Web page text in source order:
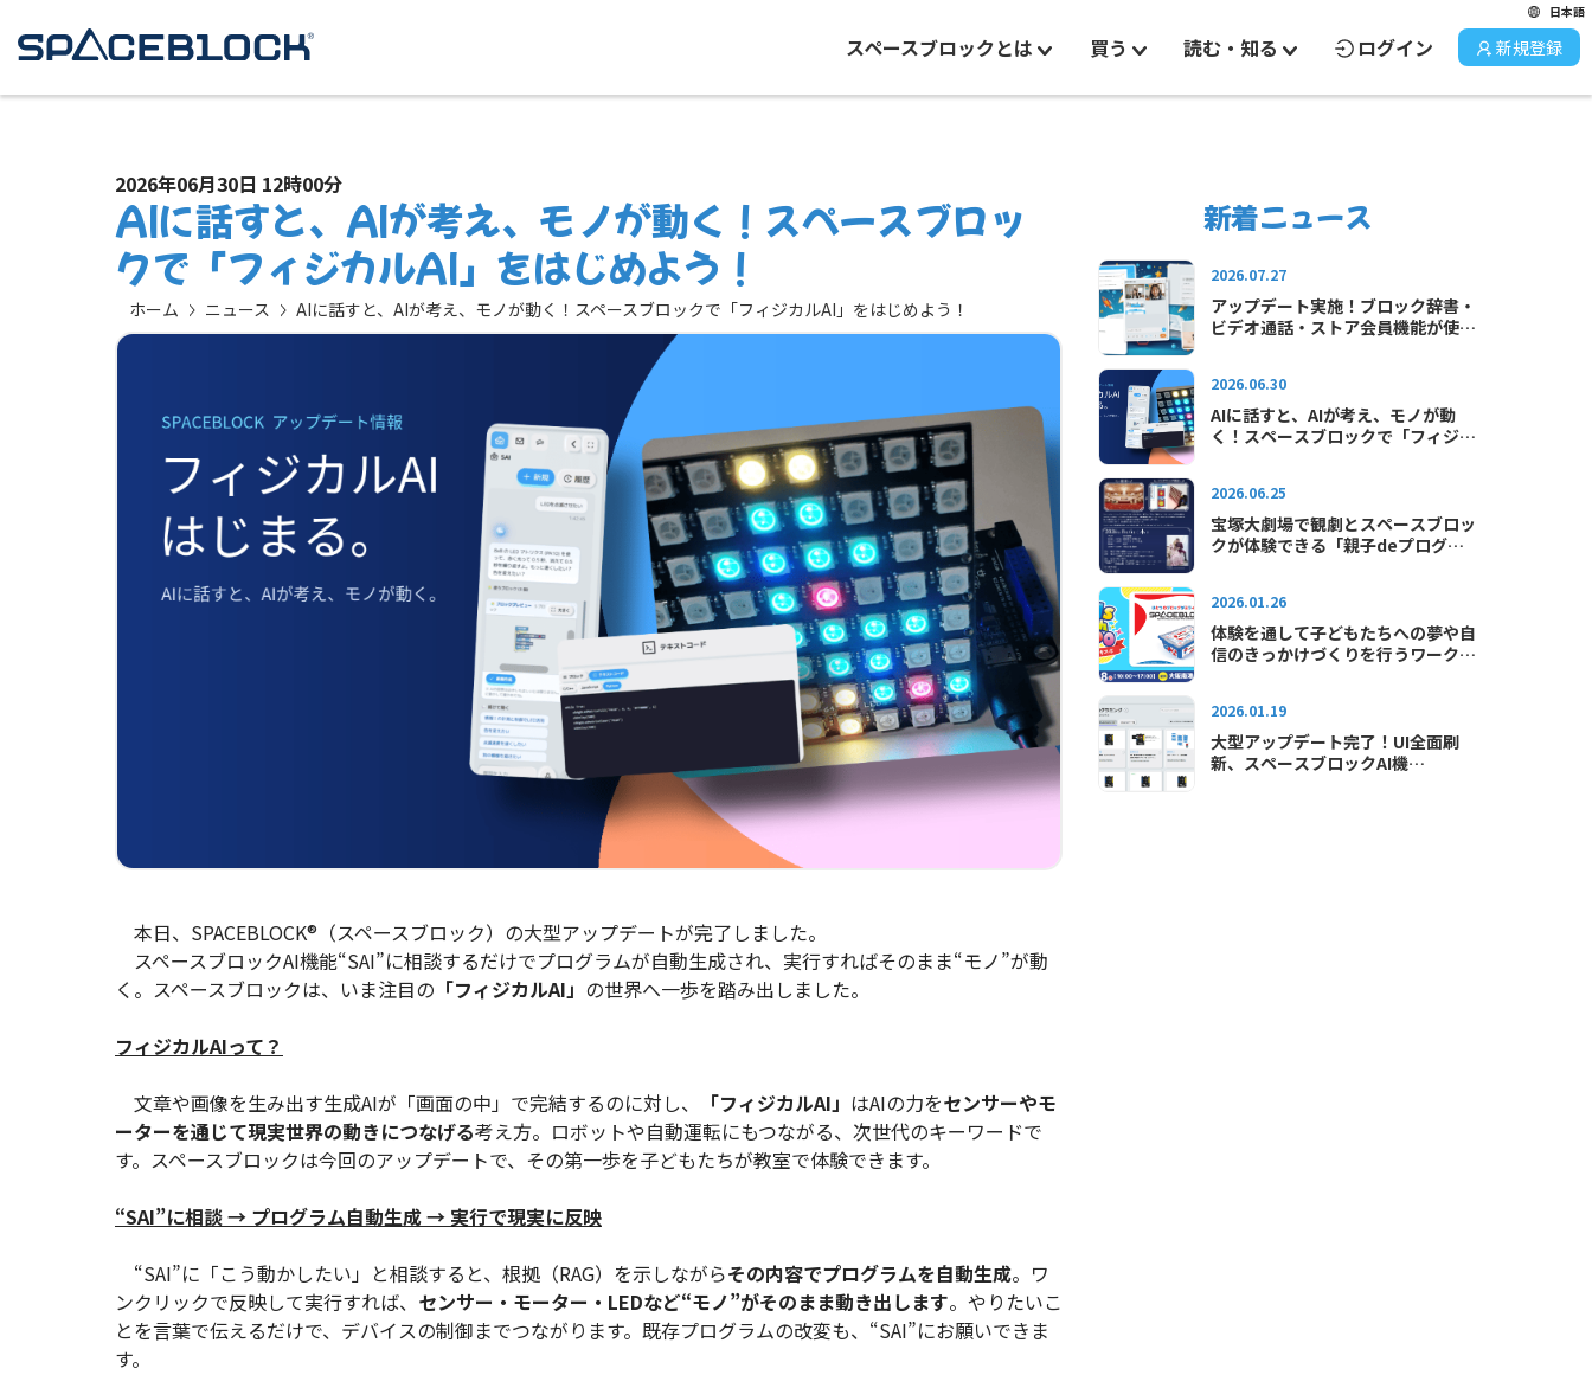
スペースブロックとは 買う 読む・知る ログイン 新規登録
日本語
2026年06月30日 12時00分
AIに話すと、AIが考え、モノが動く！スペースブロッ
クで「フィジカルAI」をはじめよう！
ホーム ニュース AIに話すと、AIが考え、モノが動く！スペースブロックで「フィジカルAI」をはじめよう！
本日、SPACEBLOCK®（スペースブロック）の大型アップデートが完了しました。
スペースブロックAI機能“SAI”に相談するだけでプログラムが自動生成され、実行すればそのまま“モノ”が動
く。スペースブロックは、いま注目の 「フィジカルAI」 の世界へ一歩を踏み出しました。
フィジカルAIって？
文章や画像を生み出す生成AIが「画面の中」で完結するのに対し、
「フィジカルAI」 はAIの力をセンサーやモ
ーターを通じて現実世界の動きにつなげる考え方。ロボットや自動運転にもつながる、次世代のキーワードで
す。スペースブロックは今回のアップデートで、その第一歩を子どもたちが教室で体験できます。
“SAI”に相談 → プログラム自動生成 → 実行で現実に反映
“SAI”に「こう動かしたい」と相談すると、根拠（RAG）を示しながらその内容でプログラムを自動生成。ワ
ンクリックで反映して実行すれば、 センサー・モーター・LEDなど“モノ”がそのまま動き出します。やりたいこ
とを言葉で伝えるだけで、デバイスの制御までつながります。既存プログラムの改変も、“SAI”にお願いできま
す。
新着ニュース
2026.07.27
アップデート実施！ブロック辞書・
ビデオ通話・ストア会員機能が使え
2026.06.30
AIに話すと、AIが考え、モノが動
く！スペースブロックで「フィジカ
2026.06.25
宝塚大劇場で観劇とスペースブロッ
クが体験できる「親子deプログラ
2026.01.26
体験を通して子どもたちへの夢や自
信のきっかけづくりを行うワークシ
2026.01.19
大型アップデート完了！UI全面刷
新、スペースブロックAI機